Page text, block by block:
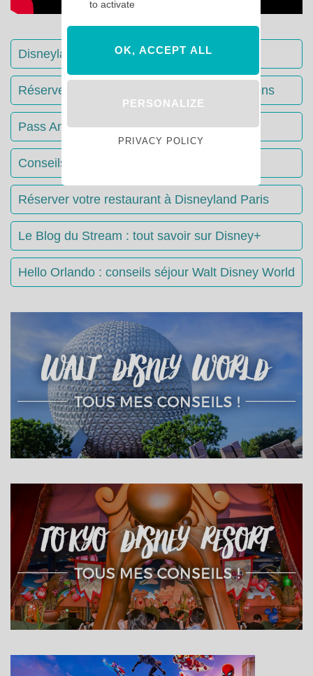
Disneyland Paris : Le guide complet
Réserver votre séjour : toutes les informations
Pass Annuels Disney : informations
Conseils & Astuces Disneyland Paris
Réserver votre restaurant à Disneyland Paris
Le Blog du Stream : tout savoir sur Disney+
Hello Orlando : conseils séjour Walt Disney World
to activate
OK, ACCEPT ALL
PERSONALIZE
PRIVACY POLICY